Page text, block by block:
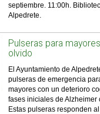
septiembre. 11:00h.
Alpedrete.
Pulseras para
olvido
El Ayuntamiento de
pulseras de emergencia
mayores con un deterioro
fases iniciales de Alzheimer
Estas pulseras responden